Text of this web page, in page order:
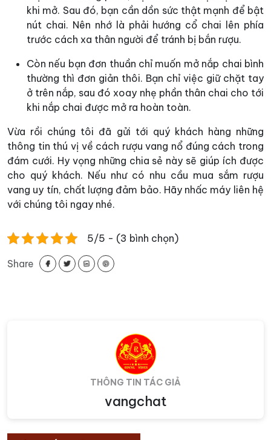
khi mở. Sau đó, bạn cần dồn sức thật mạnh để bật
nút chai. Nên nhớ là phải hướng cổ chai lên phía
trước cách xa thân người để tránh bị bắn rượu.
Còn nếu bạn đơn thuần chỉ muốn mở nắp chai bình
thường thì đơn giản thôi. Bạn chỉ việc giữ chặt tay
ở trên nắp, sau đó xoay nhẹ phần thân chai cho tới
khi nắp chai được mở ra hoàn toàn.
Vừa rồi chúng tôi đã gửi tới quý khách hàng những
thông tin thú vị về cách rượu vang nổ đúng cách trong
đám cưới. Hy vọng những chia sẻ này sẽ giúp ích được
cho quý khách. Nếu như có nhu cầu mua sắm rượu
vang uy tín, chất lượng đảm bảo. Hãy nhấc máy liên hệ
với chúng tôi ngay nhé.
5/5 - (3 bình chọn)
Share
THÔNG TIN TÁC GIẢ
vangchat